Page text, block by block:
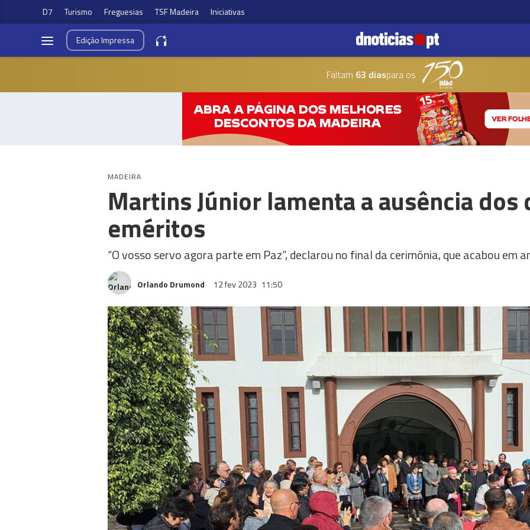
D7 Turismo Freguesias TSF Madeira Iniciativas
EdiçãoImpressa
Faltam 63 diaspara os
MADEIRA
Martins Júnior lamenta a ausência dos
eméritos
“O vosso servo agora parte em Paz”, declarou no final da cerimónia, que acabou em
Orlando Drumond 12 fev 2023 11:50